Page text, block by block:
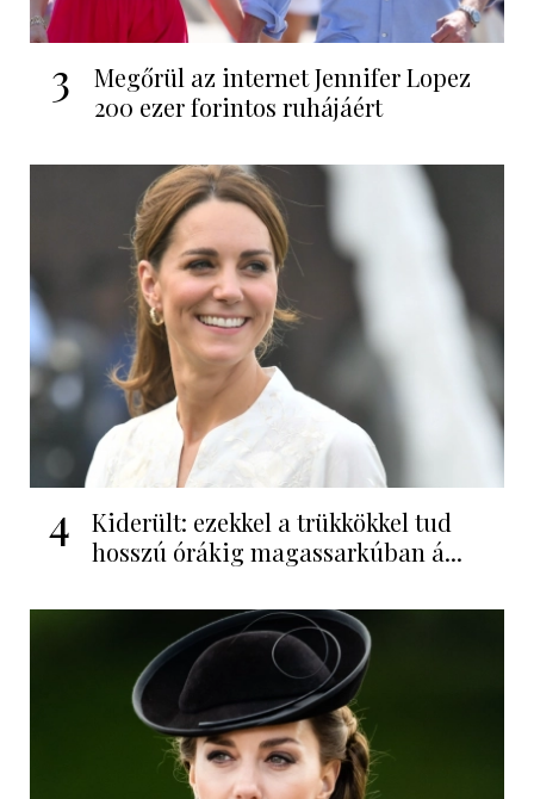
3
Megőrül az internet Jennifer Lopez
200 ezer forintos ruhájáért
4
Kiderült: ezekkel a trükkökkel tud
hosszú órákig magassarkúban á...